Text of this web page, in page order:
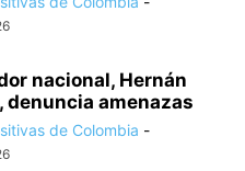
nacional, Hernán
denuncia amenazas
de Colombia -